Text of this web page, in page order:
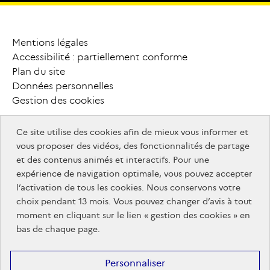
monmaster.gouv.fr
Pied
de
page
Mentions légales
Accessibilité : partiellement conforme
Plan du site
Données personnelles
Gestion des cookies
Footer
autres
sites
info.gouv.fr
service-public.gouv.fr
info.gouv.fr
legifrance.gouv.fr
service-
public.gouv.fr
info.gouv.fr
data.gouv.fr legifrance.gouv.fr
service-
public.gouv.fr
Ce site utilise des cookies afin de mieux vous informer et
vous proposer des vidéos, des fonctionnalités de partage
et des contenus animés et interactifs. Pour une
expérience de navigation optimale, vous pouvez accepter
l’activation de tous les cookies. Nous conservons votre
choix pendant 13 mois. Vous pouvez changer d’avis à tout
moment en cliquant sur le lien « gestion des cookies » en
bas de chaque page.
Personnaliser